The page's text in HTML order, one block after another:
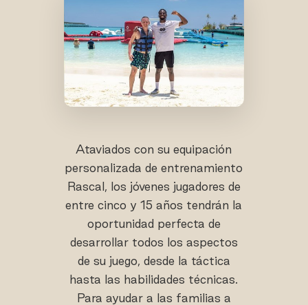
Ataviados con su equipación
personalizada de entrenamiento
Rascal, los jóvenes jugadores de
entre cinco y 15 años tendrán la
oportunidad perfecta de
desarrollar todos los aspectos
de su juego, desde la táctica
hasta las habilidades técnicas.
Para ayudar a las familias a